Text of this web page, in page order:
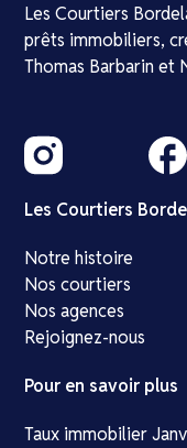
Les Courtiers
prêts immobiliers,
Thomas Barbarin et
Les Courtiers
Notre histoire
Nos courtiers
Nos agences
Rejoignez-nous
Pour en savoir plus
Taux immobilier